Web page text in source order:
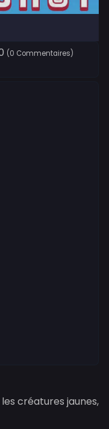
(0 Commentaires)
créatures jaunes,